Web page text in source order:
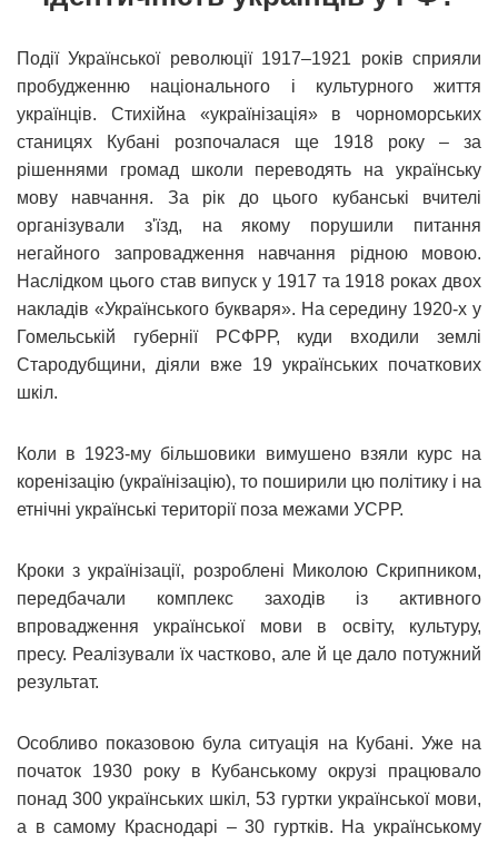
Події Української революції 1917–1921 років сприяли
пробудженню національного і культурного життя
українців. Стихійна «українізація» в чорноморських
станицях Кубані розпочалася ще 1918 року – за
рішеннями громад школи переводять на українську
мову навчання. За рік до цього кубанські вчителі
організували з'їзд, на якому порушили питання
негайного запровадження навчання рідною мовою.
Наслідком цього став випуск у 1917 та 1918 роках двох
накладів «Українського букваря». На середину 1920-х у
Гомельській губернії РСФРР, куди входили землі
Стародубщини, діяли вже 19 українських початкових
шкіл.
Коли в 1923-му більшовики вимушено взяли курс на
коренізацію (українізацію), то поширили цю політику і на
етнічні українські території поза межами УСРР.
Кроки з українізації, розроблені Миколою Скрипником,
передбачали комплекс заходів із активного
впровадження української мови в освіту, культуру,
пресу. Реалізували їх частково, але й це дало потужний
результат.
Особливо показовою була ситуація на Кубані. Уже на
початок 1930 року в Кубанському окрузі працювало
понад 300 українських шкіл, 53 гуртки української мови,
а в самому Краснодарі – 30 гуртків. На українському